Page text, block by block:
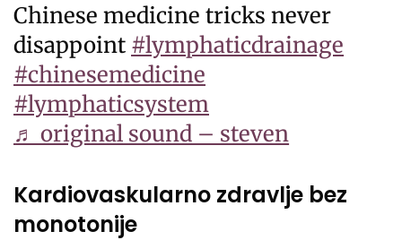
Chinese medicine tricks never
disappoint #lymphaticdrainage
#chinesemedicine
#lymphaticsystem
♬ original sound – steven
Kardiovaskularno zdravlje bez
monotonije